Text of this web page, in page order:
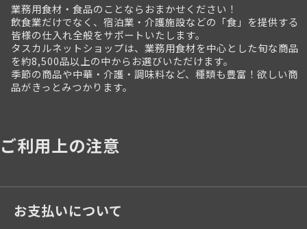
業務用食材・食品のことならおまかせください！
飲食業だけでなく、宿泊業・介護施設などの「食」を提供する
皆様の仕入れ全般をサポートいたします。
タスカルネットショップは、業務用食材を中心とした旬な商品
を約8,500品以上の中からお選びいただけます。
季節の商品や中華・介護・調味料など、種類も豊富！欲しい商
品がきっとみつかります。
ご利用上の注意
お支払いについて